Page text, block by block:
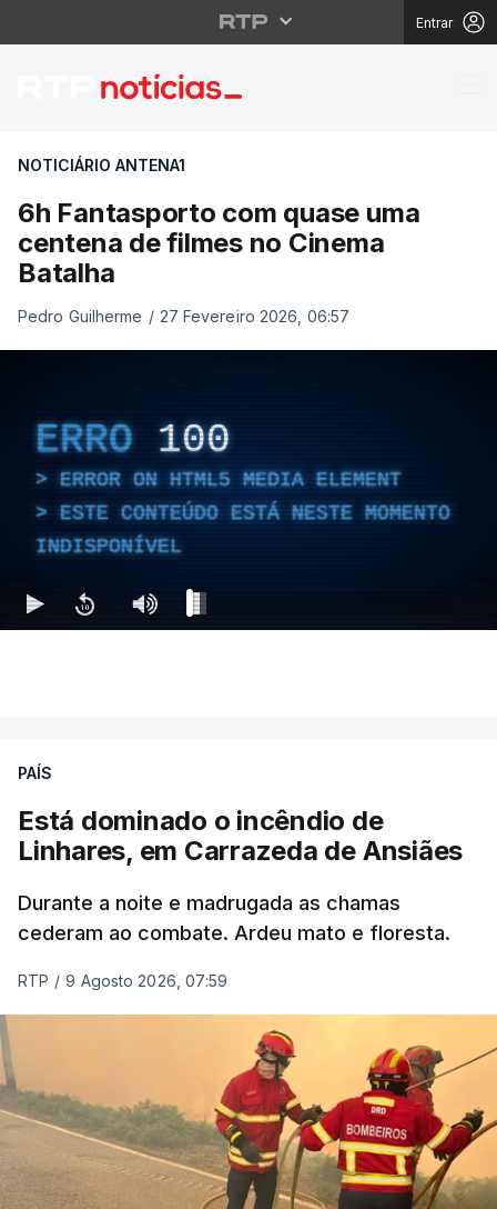
Entrar
6h Fantasporto com
NOTICIÁRIO ANTENA1
6h Fantasporto com quase uma
centena de filmes no Cinema
Batalha
Pedro Guilherme / 27 Fevereiro 2026, 06:57
ERRO 100
ERROR ON HTML5 MEDIA ELEMENT
ESTE CONTEÚDO ESTÁ NESTE MOMENTO
INDISPONÍVEL
PAÍS
Está dominado o incêndio de
Linhares, em Carrazeda de Ansiães
Durante a noite e madrugada as chamas
cederam ao combate. Ardeu mato e floresta.
RTP / 9 Agosto 2026, 07:59